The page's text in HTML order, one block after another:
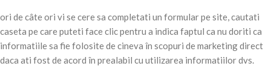
ori de câte ori vi se cere sa completati un formular pe site, cautati
caseta pe care puteti face clic pentru a indica faptul ca nu doriti ca
informatiile sa fie folosite de cineva în scopuri de marketing direct
daca ati fost de acord în prealabil cu utilizarea informatiilor dvs.